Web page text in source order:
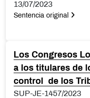
13/07/2023
Sentencia original
Los Congresos
a los titulares de
control de los
SUP-JE-1457/2023